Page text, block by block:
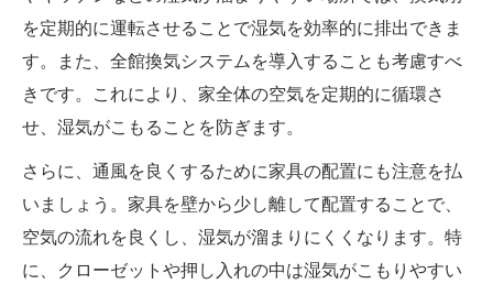
を定期的に運転させることで湿気を効率的に排出できま
す。また、全館換気システムを導入することも考慮すべ
きです。これにより、家全体の空気を定期的に循環さ
せ、湿気がこもることを防ぎます。
さらに、通風を良くするために家具の配置にも注意を払
いましょう。家具を壁から少し離して配置することで、
空気の流れを良くし、湿気が溜まりにくくなります。特
に、クローゼットや押し入れの中は湿気がこもりやすい